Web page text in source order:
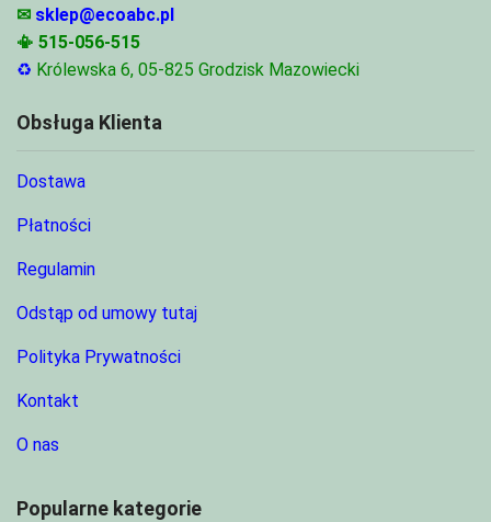
✉ sklep@ecoabc.pl
📳 515-056-515
♻ Królewska 6, 05-825 Grodzisk Mazowiecki
Obsługa Klienta
Dostawa
Płatności
Regulamin
Odstąp od umowy tutaj
Polityka Prywatności
Kontakt
O nas
Popularne kategorie